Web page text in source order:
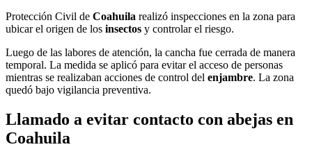
Protección Civil de Coahuila realizó inspecciones en la zona para
ubicar el origen de los insectos y controlar el riesgo.
Luego de las labores de atención, la cancha fue cerrada de manera
temporal. La medida se aplicó para evitar el acceso de personas
mientras se realizaban acciones de control del enjambre. La zona
quedó bajo vigilancia preventiva.
Llamado a evitar contacto con abejas en
Coahuila